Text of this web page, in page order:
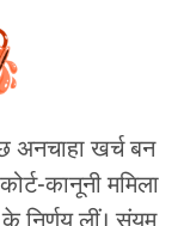
खर्च बन
कानूनी ममिला